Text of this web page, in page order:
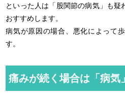
といった人は「股関節の病気」も疑
おすすめします。
病気が原因の場合、悪化によって
す。
痛みが続く場合は「病気